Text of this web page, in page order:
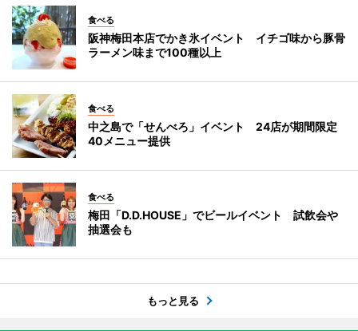
食べる
阪神梅田本店でかき氷イベント イチゴ味から豚骨
ラーメン味まで100種以上
食べる
中之島で「せんべろ」イベント 24店が期間限定
40メニュー提供
食べる
梅田「D.D.HOUSE」でビールイベント 試飲会や
抽選会も
もっと見る